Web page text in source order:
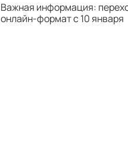
Важная информация:
онлайн-формат с 10 января